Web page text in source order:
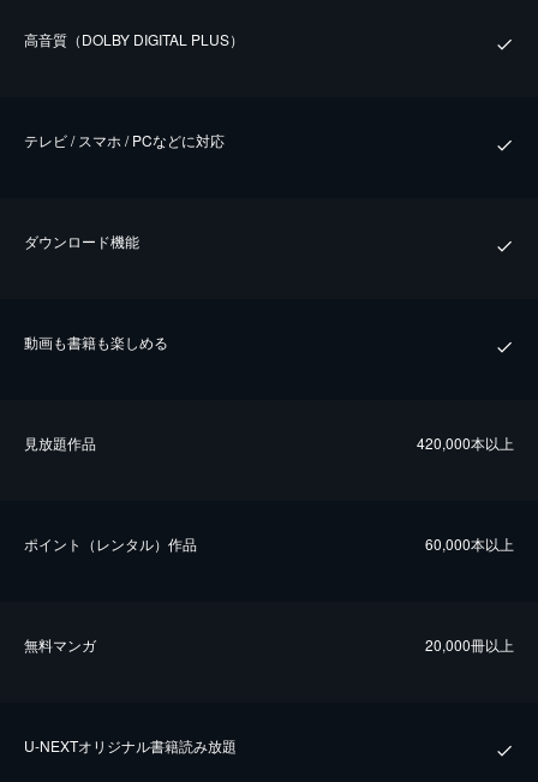
⾼⾳質（DOLBY DIGITAL PLUS）
テレビ / スマホ / PCなどに対応
ダウンロード機能
動画も書籍も楽しめる
⾒放題作品 420,000本以上
ポイント（レンタル）作品 60,000本以上
無料マンガ 20,000冊以上
U-NEXTオリジナル書籍読み放題